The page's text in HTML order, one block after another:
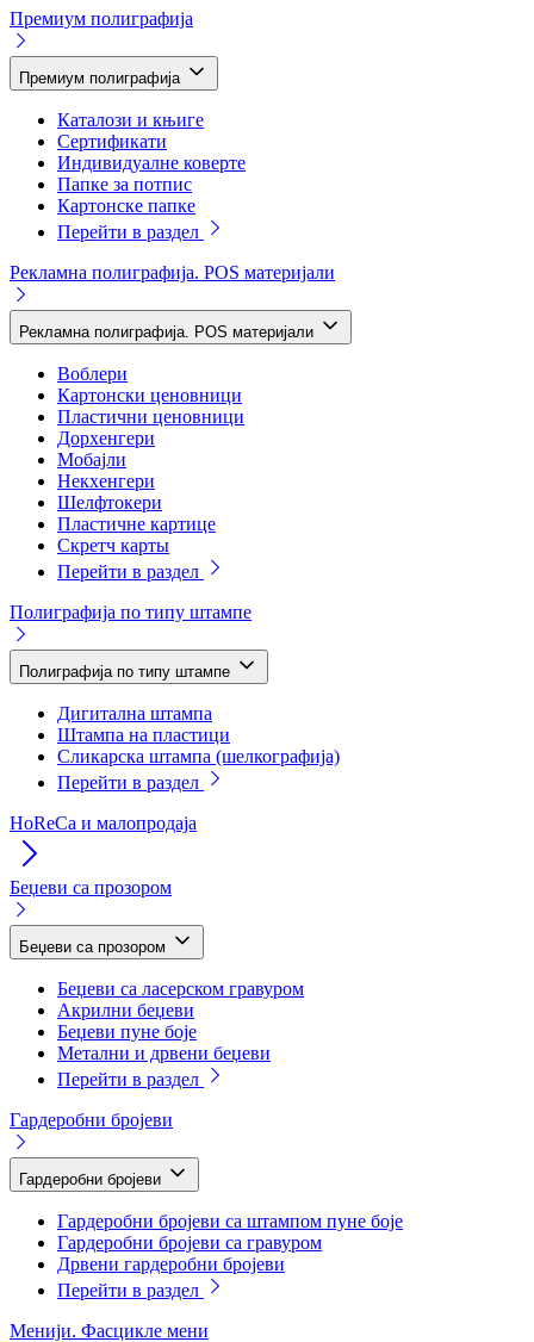
Премиум полиграфија
Премиум полиграфија
Каталози и књиге
Сертификати
Индивидуалне коверте
Папке за потпис
Картонске папке
Перейти в раздел
Рекламна полиграфија. POS материјали
Рекламна полиграфија. POS материјали
Воблери
Картонски ценовници
Пластични ценовници
Дорхенгери
Мобајли
Некхенгери
Шелфтокери
Пластичне картице
Скретч карты
Перейти в раздел
Полиграфија по типу штампе
Полиграфија по типу штампе
Дигитална штампа
Штампа на пластици
Сликарска штампа (шелкографија)
Перейти в раздел
HoReCa и малопродаја
Беџеви са прозором
Беџеви са прозором
Беџеви са ласерском гравуром
Акрилни беџеви
Беџеви пуне боје
Метални и дрвени беџеви
Перейти в раздел
Гардеробни бројеви
Гардеробни бројеви
Гардеробни бројеви са штампом пуне боје
Гардеробни бројеви са гравуром
Дрвени гардеробни бројеви
Перейти в раздел
Менији. Фасцикле мени